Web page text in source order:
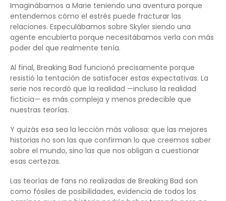
Imaginábamos a Marie teniendo una aventura porque
entendemos cómo el estrés puede fracturar las
relaciones. Especulábamos sobre Skyler siendo una
agente encubierta porque necesitábamos verla con más
poder del que realmente tenía.
Al final, Breaking Bad funcionó precisamente porque
resistió la tentación de satisfacer estas expectativas. La
serie nos recordó que la realidad —incluso la realidad
ficticia— es más compleja y menos predecible que
nuestras teorías.
Y quizás esa sea la lección más valiosa: que las mejores
historias no son las que confirman lo que creemos saber
sobre el mundo, sino las que nos obligan a cuestionar
esas certezas.
Las teorías de fans no realizadas de Breaking Bad son
como fósiles de posibilidades, evidencia de todos los